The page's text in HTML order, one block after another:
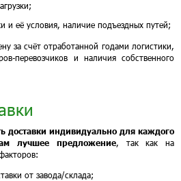
и её условия, наличие подъездных путей;
за счёт отработанной годами логистики,
перевозчиков и наличия собственного
доставки индивидуально для каждого
лучшее предложение, так как на
от завода/склада;